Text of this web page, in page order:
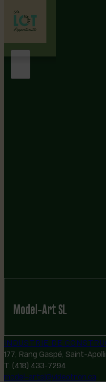
Model-Art SL
INDUSTRIE DE
177, Rang Gaspé, Saint-
T. (418) 433-7294
model-artsl@videotron.ca